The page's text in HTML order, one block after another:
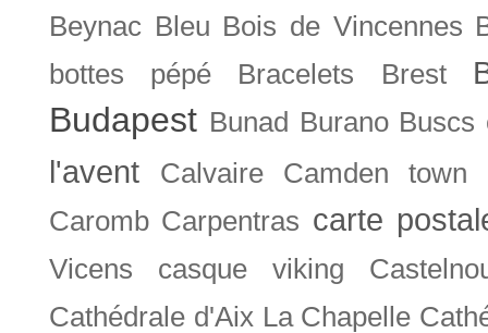
Beynac Bleu Bois de Vincennes
bottes pépé
Bracelets Brest
Budapest Bunad Burano Buscs
l'avent Calvaire Camden town
Caromb Carpentras carte
Vicens casque viking
Cathédrale d'Aix La Chapelle